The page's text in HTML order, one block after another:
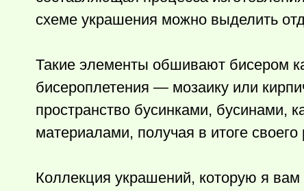
схеме украшения можно выделить
Такие элементы обшивают бисером
бисероплетения — мозаику или
пространство бусинками, бусинами,
материалами, получая в итоге своего
Коллекция украшений, которую я вам